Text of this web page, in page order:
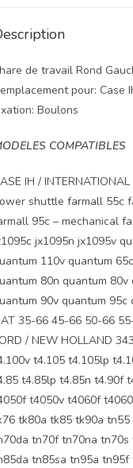
de travail Rond
pour: Case
Boulons
COMPATIBLES
IH /
shuttle farmall 55c
95c – mechanical
jx1095n jx1095v
110v quantum
80n quantum
90v quantum 95c
35-66 45-66 50-66
/ NEW HOLLAND
t4.105 t4.105lp
t4.85lp t4.85n t4.90f
t4050v t4060f
tk80a tk85 tk90a
tn70f tn70na
tn85sa tn95a